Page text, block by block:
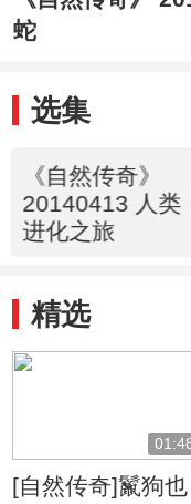
蛇
选集
《自然传奇》
20140413 人类
进化之旅
精选
[自然传奇]鬣狗也